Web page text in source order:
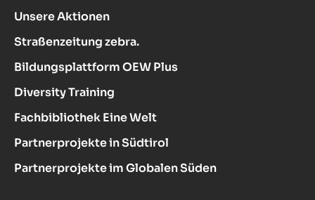
Unsere Aktionen
Straßenzeitung zebra.
Bildungsplattform OEW Plus
Diversity Training
Fachbibliothek Eine Welt
Partnerprojekte in Südtirol
Partnerprojekte im Globalen Süden